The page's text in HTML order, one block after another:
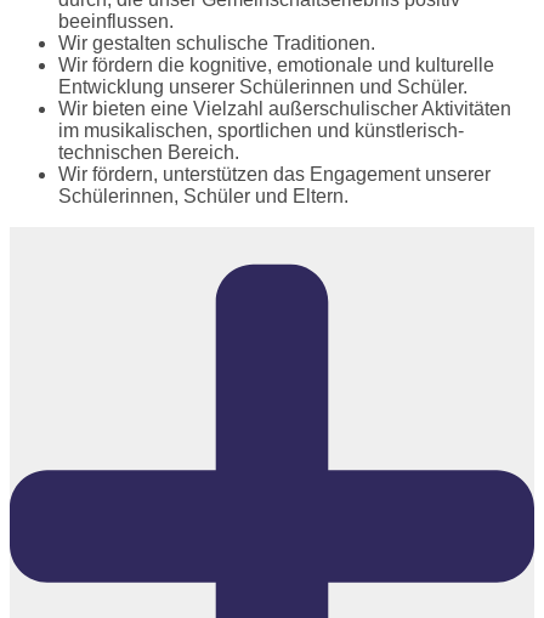
beeinflussen.
Wir gestalten schulische Traditionen.
Wir fördern die kognitive, emotionale und kulturelle
Entwicklung unserer Schülerinnen und Schüler.
Wir bieten eine Vielzahl außerschulischer Aktivitäten
im musikalischen, sportlichen und künstlerisch-
technischen Bereich.
Wir fördern, unterstützen das Engagement unserer
Schülerinnen, Schüler und Eltern.